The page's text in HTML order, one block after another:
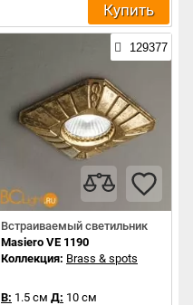
Купить
129377
Встраиваемый светильник
Masiero VE 1190
Коллекция: Brass & spots
В: 1.5 см Д: 10 см